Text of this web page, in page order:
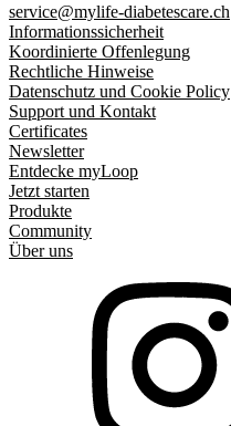
service@mylife-diabetescare.ch
Informationssicherheit
Koordinierte Offenlegung
Rechtliche Hinweise
Datenschutz und Cookie Policy
Support und Kontakt
Certificates
Newsletter
Entdecke myLoop
Jetzt starten
Produkte
Community
Über uns